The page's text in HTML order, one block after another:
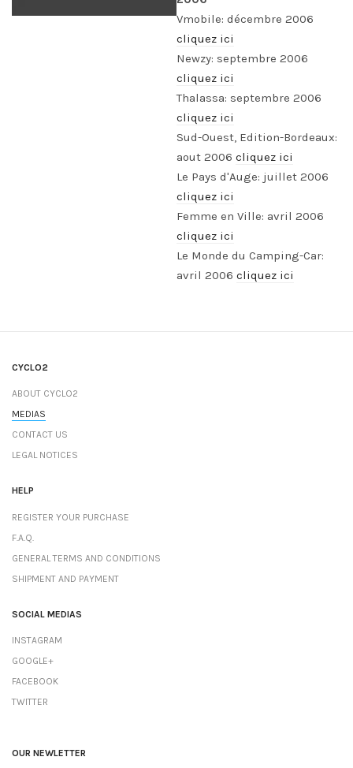
Vmobile: décembre 2006
cliquez ici
Newzy: septembre 2006
cliquez ici
Thalassa: septembre 2006
cliquez ici
Sud-Ouest, Edition-Bordeaux:
aout 2006 cliquez ici
Le Pays d'Auge: juillet 2006
cliquez ici
Femme en Ville: avril 2006
cliquez ici
Le Monde du Camping-Car:
avril 2006 cliquez ici
CYCLO2
ABOUT CYCLO2
MEDIAS
CONTACT US
LEGAL NOTICES
HELP
REGISTER YOUR PURCHASE
F.A.Q.
GENERAL TERMS AND CONDITIONS
SHIPMENT AND PAYMENT
SOCIAL MEDIAS
INSTAGRAM
GOOGLE+
FACEBOOK
TWITTER
OUR NEWLETTER